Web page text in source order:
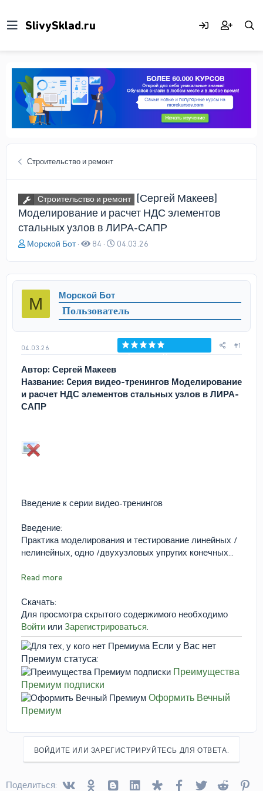
Строительство и ремонт
Строительство и ремонт
[Сергей Макеев]
Моделирование и расчет НДС элементов
стальных узлов в ЛИРА-САПР
А
о
р
е
ы
Морской Бот 84
Д
а
ч
а
л
04.03.26
М Морской Бот
Пользователь
04.03.26
Голосов: 0
#1
Автор: Сергей Макеев
Название: Cерия видео-тренингов Моделирование
и расчет НДС элементов стальных узлов в ЛИРА-
САПР
Введение к серии видео-тренингов
Введение:
Практика моделирования и тестирование линейных /
нелинейных, одно /двухузловых упругих конечных...
Read more
Скачать:
Для просмотра скрытого содержимого необходимо
Войти или Зарегистрироваться
Если у Вас нет
Премиум статуса:
Преимущества
Премиум подписки
Оформить Вечный
Премиум
ВОЙДИТЕ ИЛИ ЗАРЕГИСТРИРУЙТЕСЬ ДЛЯ ОТВЕТА.
Поделиться: VkontakteOdnoklassniki
Blogger Linked InDiasporaFacebook
TwitterReddit